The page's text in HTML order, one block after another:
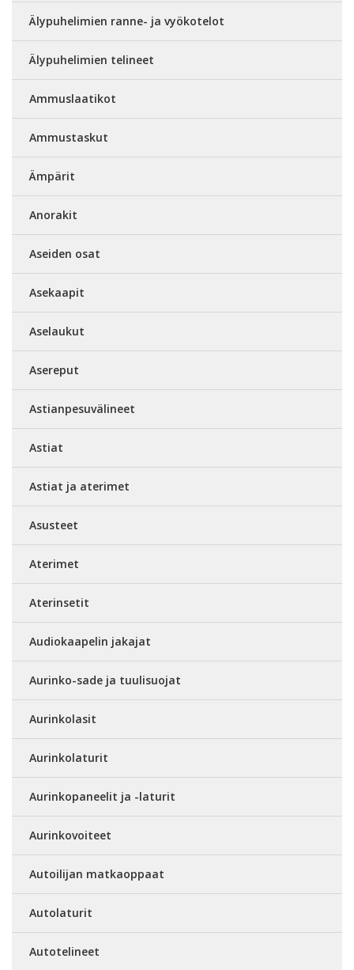
Älypuhelimien ranne- ja vyökotelot
Älypuhelimien telineet
Ammuslaatikot
Ammustaskut
Ämpärit
Anorakit
Aseiden osat
Asekaapit
Aselaukut
Asereput
Astianpesuvälineet
Astiat
Astiat ja aterimet
Asusteet
Aterimet
Aterinsetit
Audiokaapelin jakajat
Aurinko-sade ja tuulisuojat
Aurinkolasit
Aurinkolaturit
Aurinkopaneelit ja -laturit
Aurinkovoiteet
Autoilijan matkaoppaat
Autolaturit
Autotelineet